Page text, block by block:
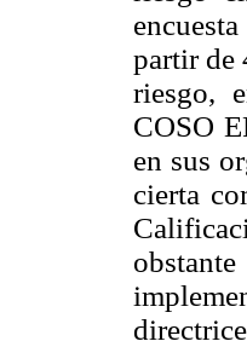
partir de
riesgo,
COSO
en sus
cierta